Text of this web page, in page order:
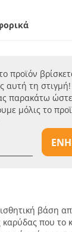
προϊόν
αυτή τη
παρακάτω
μόλις το
βάση
που το